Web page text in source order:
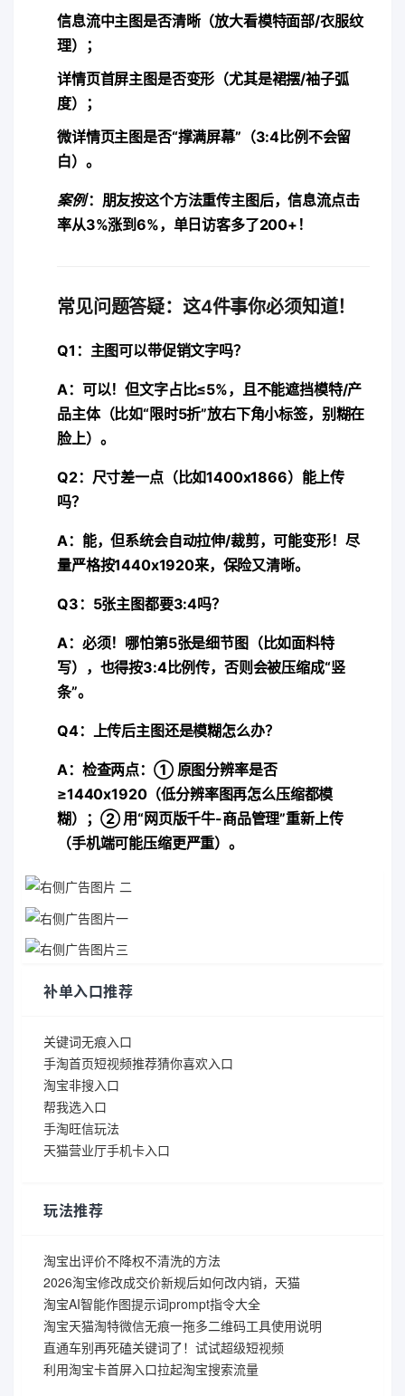
信息流中主图是否清晰（放大看模特面部/衣服纹
理）；
详情页首屏主图是否变形（尤其是裙摆/袖子弧
度）；
微详情页主图是否“撑满屏幕”（3:4比例不会留
白）。
案例：朋友按这个方法重传主图后，信息流点击
率从3%涨到6%，单日访客多了200+！
常见问题答疑：这4件事你必须知道！
Q1：主图可以带促销文字吗？
A：可以！但文字占比≤5%，且不能遮挡模特/产
品主体（比如“限时5折”放右下角小标签，别糊在
脸上）。
Q2：尺寸差一点（比如1400x1866）能上传
吗？
A：能，但系统会自动拉伸/裁剪，可能变形！尽
量严格按1440x1920来，保险又清晰。
Q3：5张主图都要3:4吗？
A：必须！哪怕第5张是细节图（比如面料特
写），也得按3:4比例传，否则会被压缩成“竖
条”。
Q4：上传后主图还是模糊怎么办？
A：检查两点：① 原图分辨率是否
≥1440x1920（低分辨率图再怎么压缩都模
糊）；② 用“网页版千牛-商品管理”重新上传
（手机端可能压缩更严重）。
补单入口推荐
关键词无痕入口
手淘首页短视频推荐猜你喜欢入口
淘宝非搜入口
帮我选入口
手淘旺信玩法
天猫营业厅手机卡入口
玩法推荐
淘宝出评价不降权不清洗的方法
2026淘宝修改成交价新规后如何改内销，天猫
淘宝AI智能作图提示词prompt指令大全
淘宝天猫淘特微信无痕一拖多二维码工具使用说明
直通车别再死磕关键词了！试试超级短视频
利用淘宝卡首屏入口拉起淘宝搜索流量